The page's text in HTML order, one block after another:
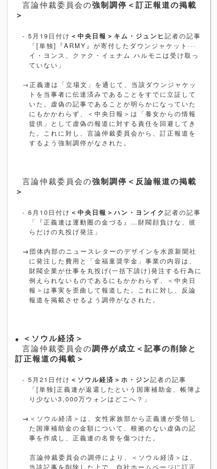
言論仲裁委員会の強制調停＜訂正報道の掲載
＞
- 5 月 19 日付け ＜中央日報＞キム・ジュンヒ記者の記事
「[単独] 『ARMY』が寄付したダウンジャケット···
イ・ヨンス、クァク・イェナム ハルモニは受け取っ
ていない」
→正義連は「立場文」を通じて、当該ダウンジャケッ
トを当事者に伝達済みであることをすでに立証して
いた。虚偽の記事であることが明らかになっていた
にもかかわらず、＜中央日報＞は「養女からの情報
提供」として虚偽の報道に対する責任を回避してき
た。これに対し、言論仲裁委員会から、訂正報道を
するよう強制調停がなされた。
言論仲裁委員会の強制調停＜反論報道の掲載
＞
- 6 月 10 日付け ＜中央日報＞ハン・ヨンイク記者の記事
「『正義連は運動圏の金づる』…財閥顔負けな、彼
らだけの丸投げ発注」
→ 団体内部のニュースレターのデザインを水原新聞社
に発注した費用と「金福童奨学金」事業の内容は、
財閥企業が仕事を丸投げ(一括下請け)発注する行為に
例えられないものであるにもかかわらず、＜中央日
報＞は事実を歪曲して報道した。これに対し、反論
報道を掲載させるよう調停がなされた。
●
＜ソウル経済＞
言論仲裁委員会の調停が成立＜記事の削除と
訂正報道の掲載＞
- 5 月 21 日付け ＜ソウル経済＞ホ・ジン記者の記事
「[単独]正義連が返還したという国庫補助金、帳簿よ
り少ない3,000万ウォンはどこへ？」
→ ＜ソウル経済＞は、女性家族部から正義連が受領し
た国庫補助金の金額について、根拠のない虚偽の記
事を作成し、正義連の名誉を傷つけた。
言論仲裁委員会の調停により、＜ソウル経済＞は、
当該記事を削除した上で、自社ホームページに訂正